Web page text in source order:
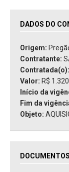
DADOS DO
Origem:
Contratante:
Contratada(o):
Valor: R$
Início da
Fim da
Objeto:
DOCUMENTOS